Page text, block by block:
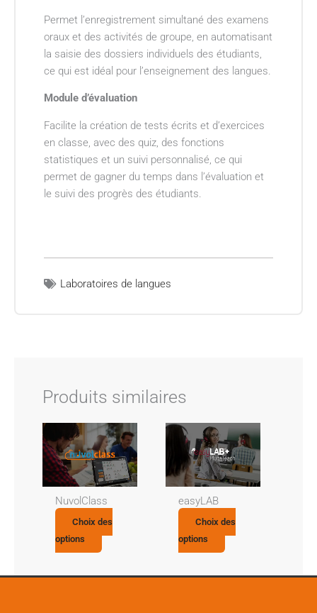
Permet l’enregistrement simultané des examens
oraux et des activités de groupe, en automatisant
la saisie des dossiers individuels des étudiants,
ce qui est idéal pour l’enseignement des langues.
Module d’évaluation
Facilite la création de tests écrits et d’exercices
en classe, avec des quiz, des fonctions
statistiques et un suivi personnalisé, ce qui
permet de gagner du temps dans l’évaluation et
le suivi des progrès des étudiants.
Laboratoires de langues
Produits similaires
NuvolClass
Choix des
options
easyLAB
Choix des
options